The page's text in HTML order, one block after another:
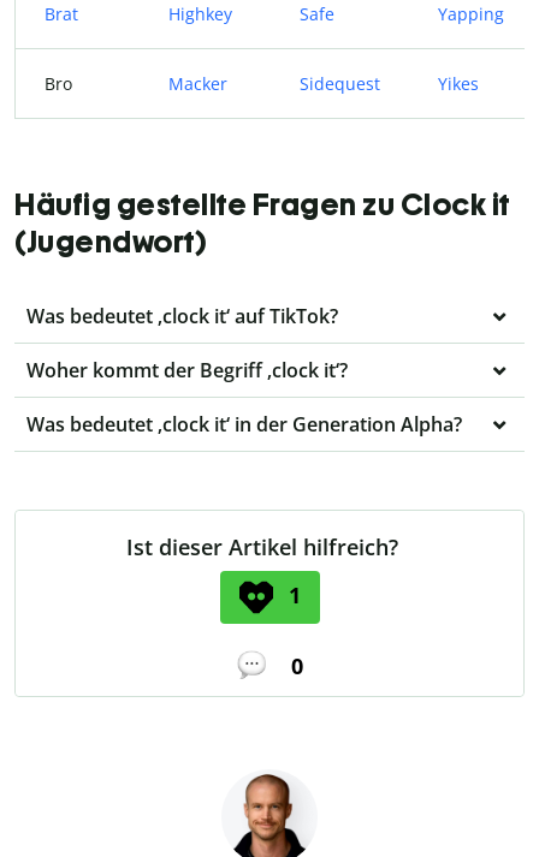
Brat Highkey Safe Yapping
Bro Macker Sidequest Yikes
Häufig gestellte Fragen zu Clock it
(Jugendwort)
Was bedeutet ‚clock it‘ auf TikTok?
Woher kommt der Begriff ‚clock it‘?
Was bedeutet ‚clock it‘ in der Generation Alpha?
Ist dieser Artikel hilfreich?
1
0